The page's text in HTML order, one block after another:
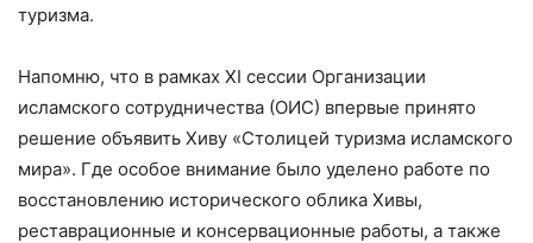
туризма.
Напомню, что в рамках XI сессии Организации
исламского сотрудничества (ОИС) впервые принято
решение объявить Хиву «Столицей туризма исламского
мира». Где особое внимание было уделено работе по
восстановлению исторического облика Хивы,
реставрационные и консервационные работы, а также